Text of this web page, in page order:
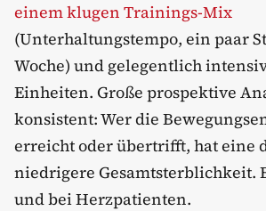
einem klugen Trainings-Mix
(Unterhaltungstempo, ein paar
Woche) und gelegentlich
Einheiten. Große prospektive
konsistent: Wer die
erreicht oder übertrifft, hat eine
niedrigere Gesamtsterblichkeit.
und bei Herzpatienten.